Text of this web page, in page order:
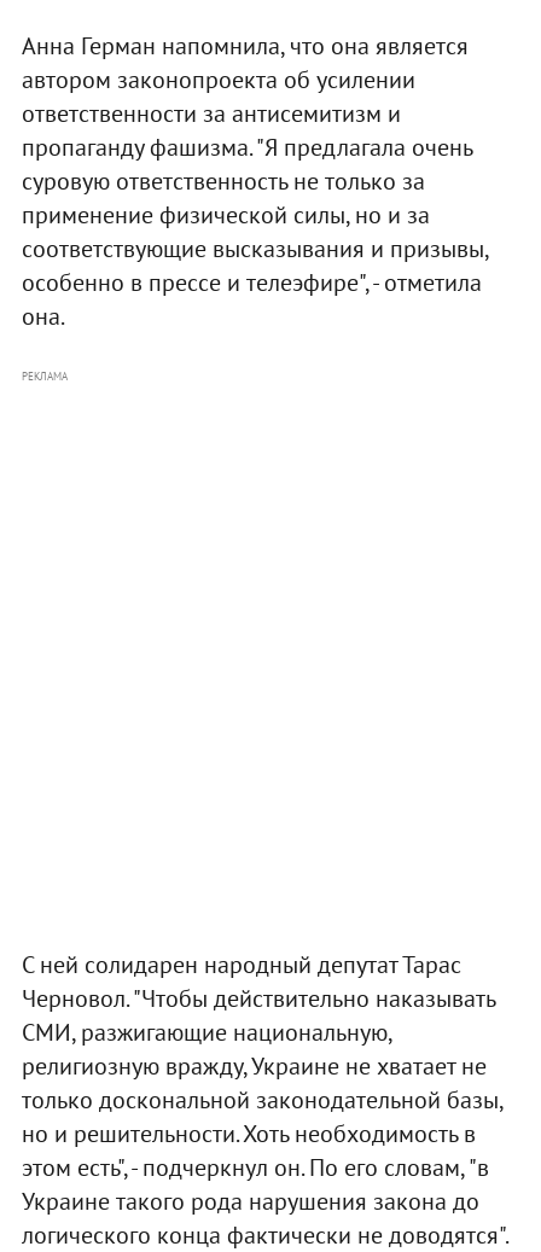
Анна Герман напомнила, что она является
автором законопроекта об усилении
ответственности за антисемитизм и
пропаганду фашизма. "Я предлагала очень
суровую ответственность не только за
применение физической силы, но и за
соответствующие высказывания и призывы,
особенно в прессе и телеэфире", - отметила
она.
РЕКЛАМА
С ней солидарен народный депутат Тарас
Черновол. "Чтобы действительно наказывать
СМИ, разжигающие национальную,
религиозную вражду, Украине не хватает не
только доскональной законодательной базы,
но и решительности. Хоть необходимость в
этом есть", - подчеркнул он. По его словам, "в
Украине такого рода нарушения закона до
логического конца фактически не доводятся".